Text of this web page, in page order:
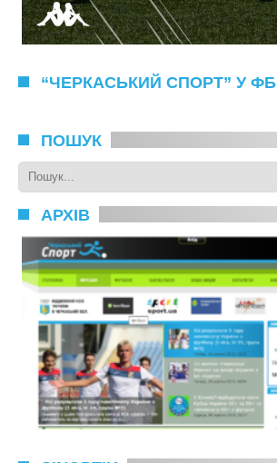
“ЧЕРКАСЬКИЙ СПОРТ” У ФБ
ПОШУК
АРХІВ